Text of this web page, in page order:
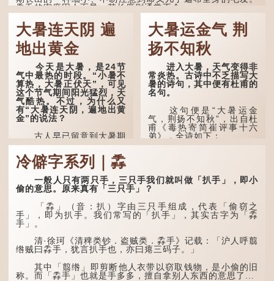
毳毛的密度因人而异，其长度则通常不会...
大暑连天阴 遍
地出黄金
今天是大暑，是24节
气中最热的时段。“小暑不
算热，大暑正伏天”，可见
这个节气期间阳光猛烈，天
气酷热。不过，为什么又
有“大暑连天阴，遍地出黄
金”的说法？
古人早已留意到大暑期
间的气候规律。 《逸周书·
时训解》记载：「大暑之
日，腐草化为萤。又五日，
土润溽暑。又五日，大雨时
行。」意思是说，大暑时节
萤火虫出生，土地湿热，常
有大雨出现。
这段时期的雨水，对农
作物尤其重要。三伏天酷热
难耐，农作物不能缺水。若
连续几天降雨，泥土得以湿
润；雨过天晴后，烈日高
照...
大暑运金气 荆
扬不知秋
进入大暑，天气变得非
常炎热。古诗中不乏描写大
暑的诗句，其中便有杜甫的
名句。
这句便是“大暑运金
气，荆扬不知秋”，出自杜
甫《毒热寄简崔评事十六
弟》，全诗如下：
林下有塌翼，水中无行
舟。
五行当中“金”对应秋
季，代表凉爽肃杀之
气。“运”是“运行”，描写大
转。
“荆扬”指荆州（湖北）
和扬州（江苏），泛指长江
中下游地区，“...
冷僻字系列｜掱
一般人只有两只手，三只手我们就叫做「扒手」，即小
偷的意思。原来真有「三只手」？
「掱」（音：扒）字由三只手组成，代表「偷窃之
手」，即为扒手。我们常写的「扒手」，其实古字为「掱
手」。
清·徐珂《清稗类钞．盗贼类．掱手》记载：「沪人呼翦
绺贼曰掱手，犹言扒手也，亦曰瘪三码子。」
其中「翦绺」即剪断他人衣带以窃取钱物，是小偷的旧
称。而「掱手」也就是手多多，擅自拿别人东西的意思了...